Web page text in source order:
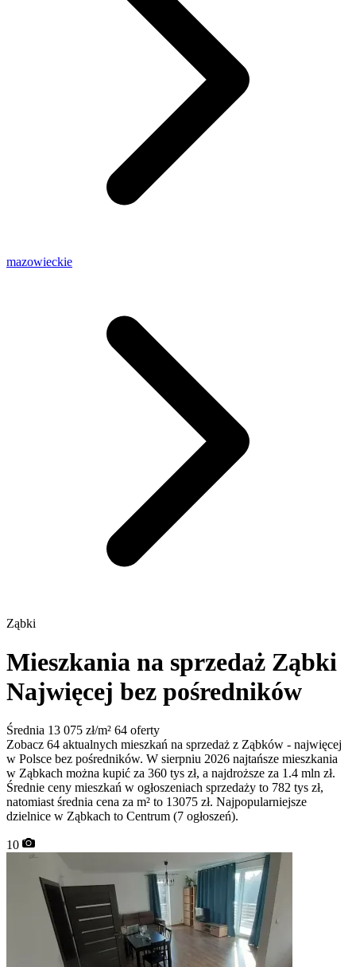
mazowieckie
Ząbki
Mieszkania na sprzedaż Ząbki
Najwięcej bez pośredników
Średnia 13 075 zł/m² 64 oferty
Zobacz 64 aktualnych mieszkań na sprzedaż z Ząbków - najwięcej
w Polsce bez pośredników. W sierpniu 2026 najtańsze mieszkania
w Ząbkach można kupić za 360 tys zł, a najdroższe za 1.4 mln zł.
Średnie ceny mieszkań w ogłoszeniach sprzedaży to 782 tys zł,
natomiast średnia cena za m² to 13075 zł. Najpopularniejsze
dzielnice w Ząbkach to Centrum (7 ogłoszeń).
10